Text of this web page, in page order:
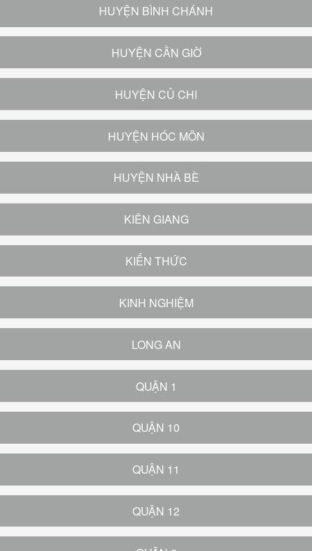
HUYỆN BÌNH CHÁNH
HUYỆN CẦN GIỜ
HUYỆN CỦ CHI
HUYỆN HÓC MÔN
HUYỆN NHÀ BÈ
KIÊN GIANG
KIẾN THỨC
KINH NGHIỆM
LONG AN
QUẬN 1
QUẬN 10
QUẬN 11
QUẬN 12